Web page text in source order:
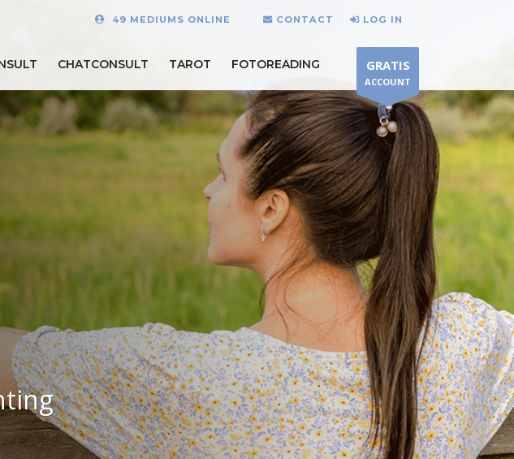
49 MEDIUMS ONLINE CONTACT LOG IN
CHATCONSULT TAROT FOTOREADING GRATIS
ACCOUNT